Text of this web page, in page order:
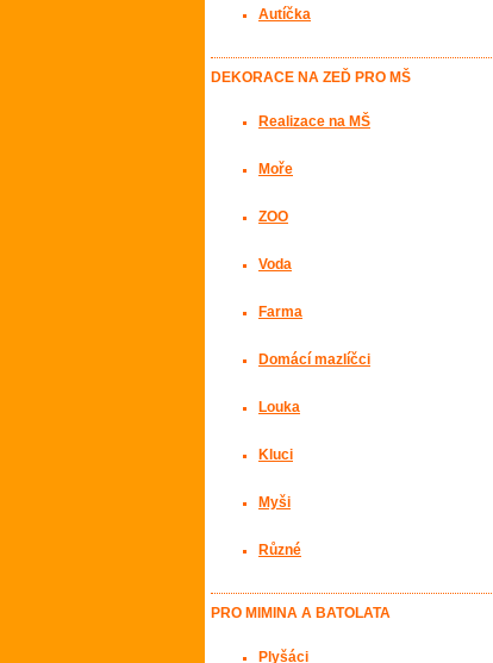
Autíčka
DEKORACE NA ZEĎ PRO MŠ
Realizace na MŠ
Moře
ZOO
Voda
Farma
Domácí mazlíčci
Louka
Kluci
Myši
Různé
PRO MIMINA A BATOLATA
Plyšáci